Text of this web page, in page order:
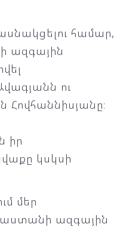
համար,
ազգային
ու
իր
կսկսի
մեր
ազգային